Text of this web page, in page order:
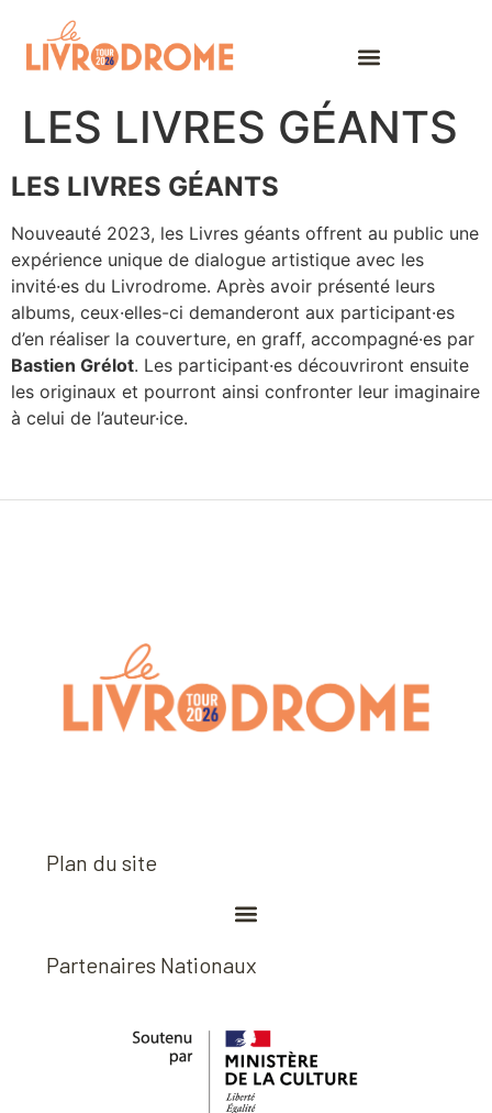
LES LIVRES GÉANTS
LES LIVRES GÉANTS
Nouveauté 2023, les Livres géants offrent au public une
expérience unique de dialogue artistique avec les
invité·es du Livrodrome. Après avoir présenté leurs
albums, ceux·elles-ci demanderont aux participant·es
d’en réaliser la couverture, en graff, accompagné·es par
Bastien Grélot. Les participant·es découvriront ensuite
les originaux et pourront ainsi confronter leur imaginaire
à celui de l’auteur·ice.
Plan du site
Partenaires Nationaux